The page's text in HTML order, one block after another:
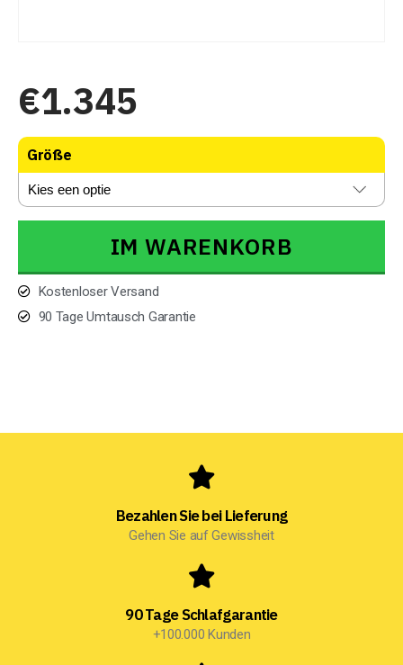
€1.345
Größe
IM WARENKORB
Kostenloser Versand
90 Tage Umtausch Garantie
Bezahlen Sie bei Lieferung
Gehen Sie auf Gewissheit
90 Tage Schlafgarantie
+100.000 Kunden